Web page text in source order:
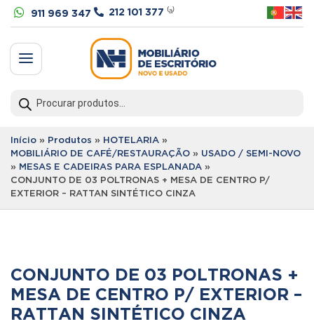
 911 969 347  212 101 377 ⁽ᵃ⁾
a
search
Início » Produtos » HOTELARIA »
MOBILIÁRIO DE CAFÉ/RESTAURAÇÃO » USADO / SEMI-NOVO
» MESAS E CADEIRAS PARA ESPLANADA »
CONJUNTO DE 03 POLTRONAS + MESA DE CENTRO P/
EXTERIOR – RATTAN SINTÉTICO CINZA
CONJUNTO DE 03 POLTRONAS +
MESA DE CENTRO P/ EXTERIOR –
RATTAN SINTÉTICO CINZA